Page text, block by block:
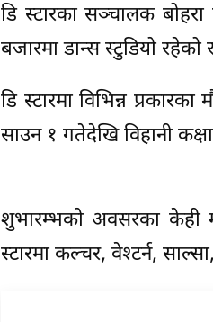
डि स्टारका सञ्चालक
बजारमा डान्स स्टुडियो
डि स्टारमा विभिन्न
साउन १ गतेदेखि विहानी
शुभारम्भको अवसरका केही
स्टारमा कल्चर, वेश्टर्न,